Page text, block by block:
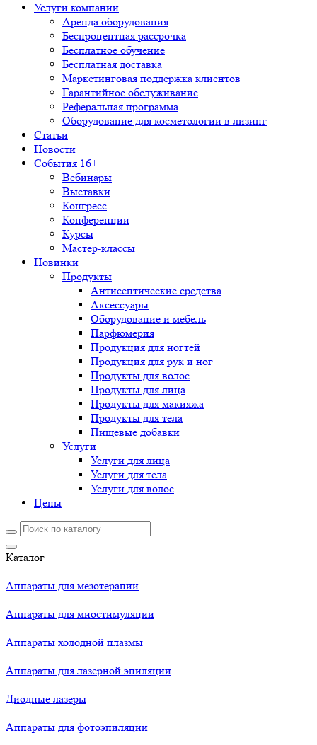
Услуги компании
Аренда оборудования
Беспроцентная рассрочка
Бесплатное обучение
Бесплатная доставка
Маркетинговая поддержка клиентов
Гарантийное обслуживание
Реферальная программа
Оборудование для косметологии в лизинг
Статьи
Новости
События 16+
Вебинары
Выставки
Конгресс
Конференции
Курсы
Мастер-классы
Новинки
Продукты
Антисептические средства
Аксессуары
Оборудование и мебель
Парфюмерия
Продукция для ногтей
Продукция для рук и ног
Продукты для волос
Продукты для лица
Продукты для макияжа
Продукты для тела
Пищевые добавки
Услуги
Услуги для лица
Услуги для тела
Услуги для волос
Цены
Каталог
Аппараты для мезотерапии
Аппараты для миостимуляции
Аппараты холодной плазмы
Аппараты для лазерной эпиляции
Диодные лазеры
Аппараты для фотоэпиляции